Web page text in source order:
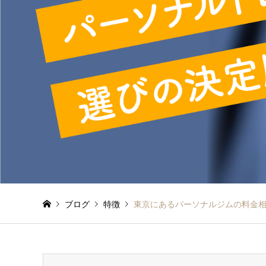
ブログ 特徴 東京にあるパーソナルジムの料金